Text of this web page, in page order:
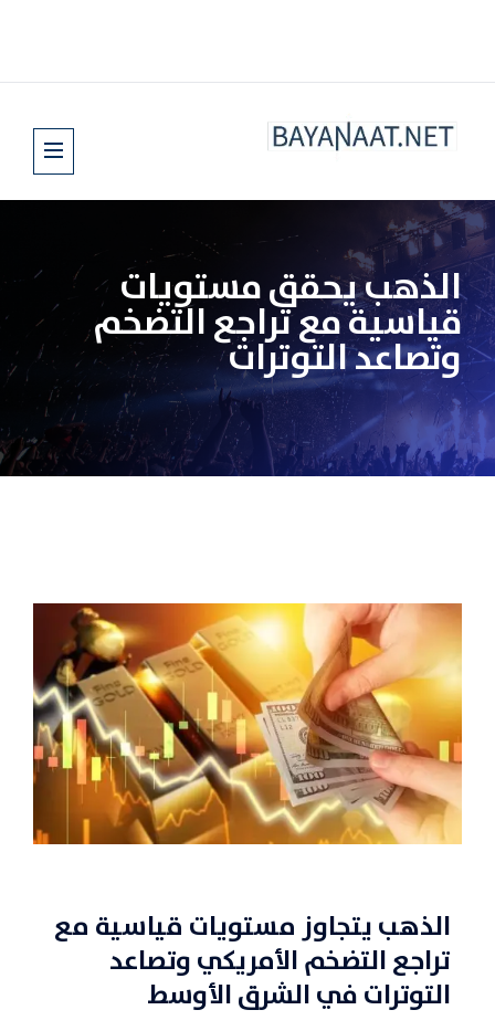
الذهب يحقق مستويات
قياسية مع تراجع التضخم
وتصاعد التوترات
الذهب يتجاوز مستويات قياسية مع
تراجع التضخم الأمريكي وتصاعد
التوترات في الشرق الأوسط